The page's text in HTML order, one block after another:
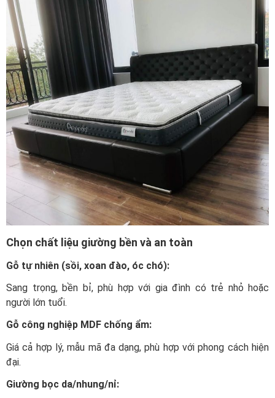
Chọn chất liệu giường bền và an toàn
Gỗ tự nhiên (sồi, xoan đào, óc chó):
Sang trọng, bền bỉ, phù hợp với gia đình có trẻ nhỏ hoặc
người lớn tuổi.
Gỗ công nghiệp MDF chống ẩm:
Giá cả hợp lý, mẫu mã đa dạng, phù hợp với phong cách hiện
đại.
Giường bọc da/nhung/nỉ: